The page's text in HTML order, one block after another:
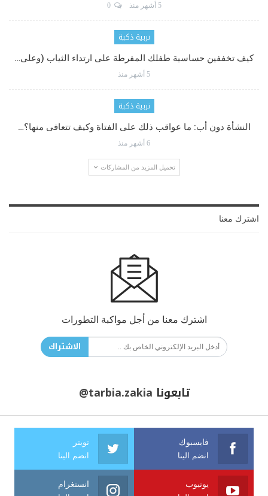
5 أشهر منذ 0
تربية ذكية
كيف تخففين حساسية طفلك المفرطة على ارتداء الثياب (وعلى…
5 أشهر منذ
تربية ذكية
النشأة دون أب: ما عواقب ذلك على الفتاة وكيف تتعافى منها؟…
6 أشهر منذ
تحميل المزيد من المشاركات
اشترك معنا
اشترك معنا من أجل مواكبة التطورات
الاشتراك
تابعونا @tarbia.zakia
فايسبوك
انضم الينا
تويتر
انضم الينا
يوتيوب انستغرام